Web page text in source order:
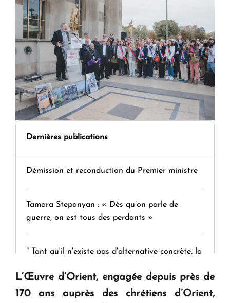
Dernières publications
Démission et reconduction du Premier ministre
Tamara Stepanyan : « Dès qu’on parle de
guerre, on est tous des perdants »
" Tant qu'il n'existe pas d'alternative concrète, la
KASA : 30 ans d'audace, de résilience et d'avenir
L’Œuvre d’Orient, engagée depuis près de
170 ans auprès des chrétiens d’Orient,